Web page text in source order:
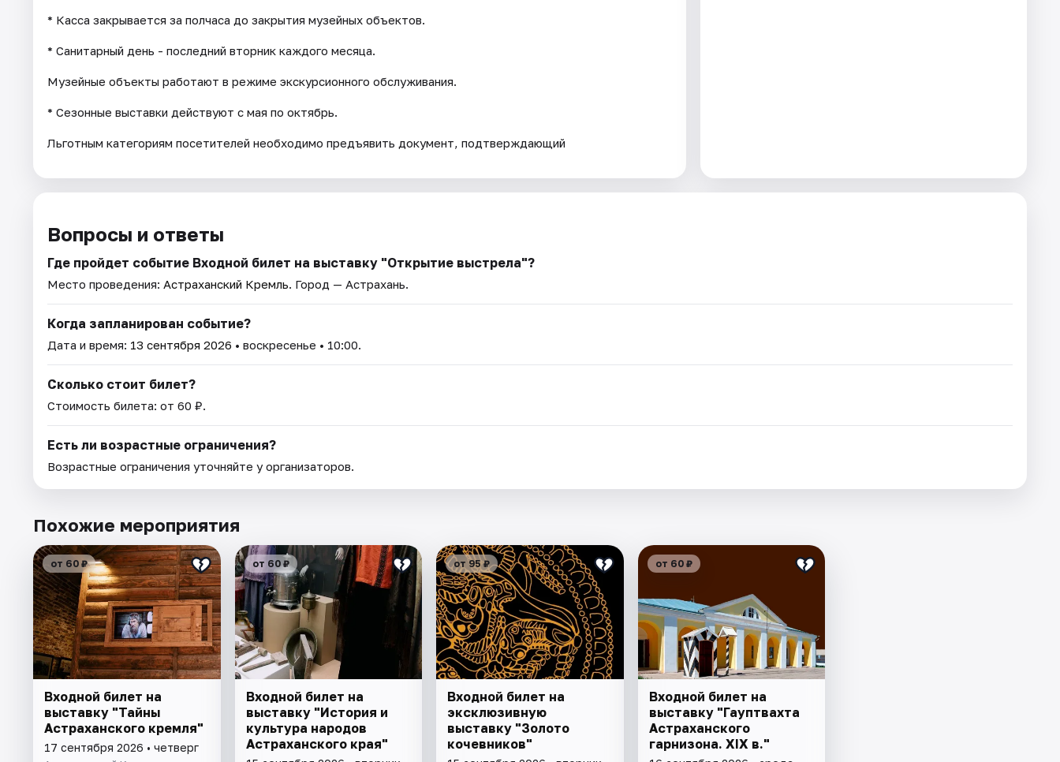
* Касса закрывается за полчаса до закрытия музейных объектов.
* Санитарный день - последний вторник каждого месяца.
Музейные объекты работают в режиме экскурсионного обслуживания.
* Cезонные выставки действуют с мая по октябрь.
Льготным категориям посетителей необходимо предъявить документ, подтверждающий
Вопросы и ответы
Где пройдет событие Входной билет на выставку "Открытие выстрела"?
Место проведения: Астраханский Кремль. Город — Астрахань.
Когда запланирован событие?
Дата и время: 13 сентября 2026 • воскресенье • 10:00.
Сколько стоит билет?
Стоимость билета: от 60 ₽.
Есть ли возрастные ограничения?
Возрастные ограничения уточняйте у организаторов.
Похожие мероприятия
от 60 ₽
Входной билет на
выставку "Тайны
Астраханского кремля"
17 сентября 2026 • четверг
от 60 ₽
Входной билет на
выставку "История и
культура народов
Астраханского края"
от 95 ₽
Входной билет на
эксклюзивную
выставку "Золото
кочевников"
от 60 ₽
Входной билет на
выставку "Гауптвахта
Астраханского
гарнизона. XIX в."